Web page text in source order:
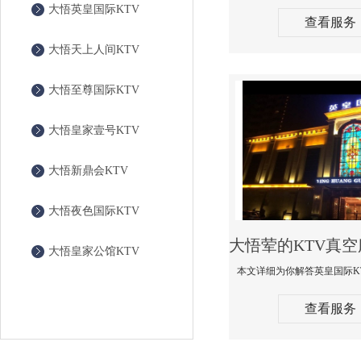
大悟英皇国际KTV
大悟天上人间KTV
大悟至尊国际KTV
大悟皇家壹号KTV
大悟新鼎会KTV
大悟夜色国际KTV
大悟皇家公馆KTV
查看服务
查看服务